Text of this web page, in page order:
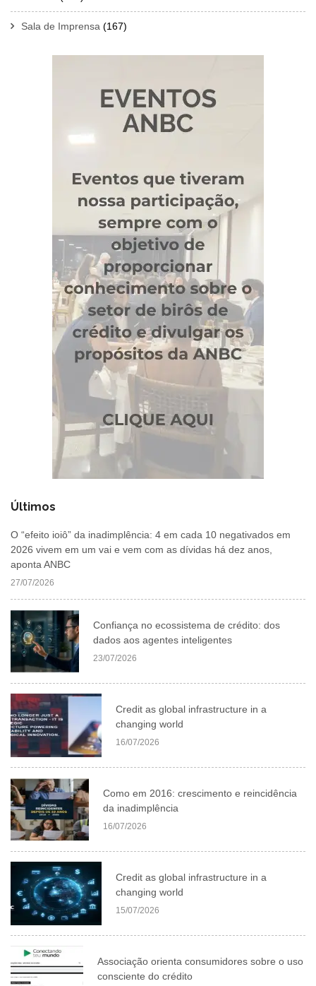
Sala de Imprensa (167)
Últimos
O “efeito ioiô” da inadimplência: 4 em cada 10 negativados em
2026 vivem em um vai e vem com as dívidas há dez anos,
aponta ANBC
27/07/2026
Confiança no ecossistema de crédito: dos
dados aos agentes inteligentes
23/07/2026
Credit as global infrastructure in a
changing world
16/07/2026
Como em 2016: crescimento e reincidência
da inadimplência
16/07/2026
Credit as global infrastructure in a
changing world
15/07/2026
Associação orienta consumidores sobre o uso
consciente do crédito